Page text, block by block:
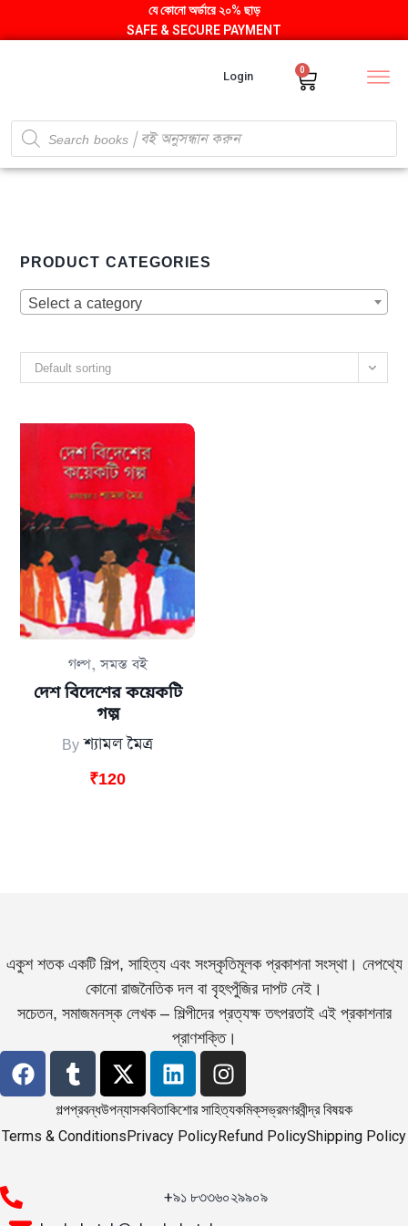
যে কোনো অর্ডারে ২০% ছাড়
SAFE & SECURE PAYMENT
Login 0
Default sorting
গল্প,সমস্ত বই
দেশ বিদেশের কয়েকটি
গল্প
Byশ্যামল মৈত্র
₹120
PRODUCT CATEGORIES
Select a category
একুশ শতক একটি শিল্প, সাহিত্য এবং সংস্কৃতিমূলক প্রকাশনা সংস্থা। নেপথ্যে
কোনো রাজনৈতিক দল বা বৃহৎপুঁজির দাপট নেই।
সচেতন, সমাজমনস্ক লেখক – শিল্পীদের প্রত্যক্ষ তৎপরতাই এই প্রকাশনার
প্রাণশক্তি।
গল্পপ্রবন্ধউপন্যাসকবিতাকিশোর সাহিত্যকমিক্‌সভ্রমণরবীন্দ্র বিষয়ক
Terms & ConditionsPrivacy PolicyRefund PolicyShipping Policy
+৯১ ৮৩৩৬০২৯৯০৯